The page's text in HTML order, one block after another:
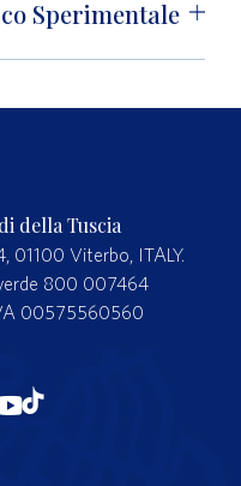
Sperimentale
della Tuscia
01100 Viterbo, ITALY.
800 007464
00575560560